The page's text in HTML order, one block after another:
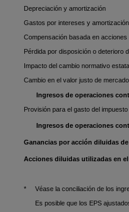
Depreciación y amortización
Gastos por intereses y
Compensación basada en acciones
Pérdida por disposición o deterioro
Impacto del cambio normativo
Cambio en el valor justo de
Ingresos de operaciones
Provisión para el gasto del
Ingresos de operaciones
Ganancias por acción diluidas
Acciones diluidas utilizadas en
* Véase la conciliación de los
Es posible que los EPS